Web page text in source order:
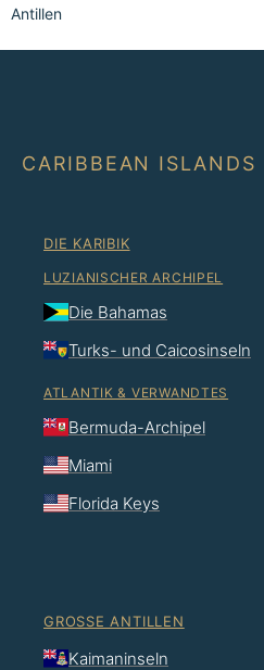
Antillen
CARIBBEAN ISLANDS
DIE KARIBIK
LUZIANISCHER ARCHIPEL
Die Bahamas
Turks- und Caicosinseln
ATLANTIK & VERWANDTES
Bermuda-Archipel
Miami
Florida Keys
GROSSE ANTILLEN
Kaimaninseln